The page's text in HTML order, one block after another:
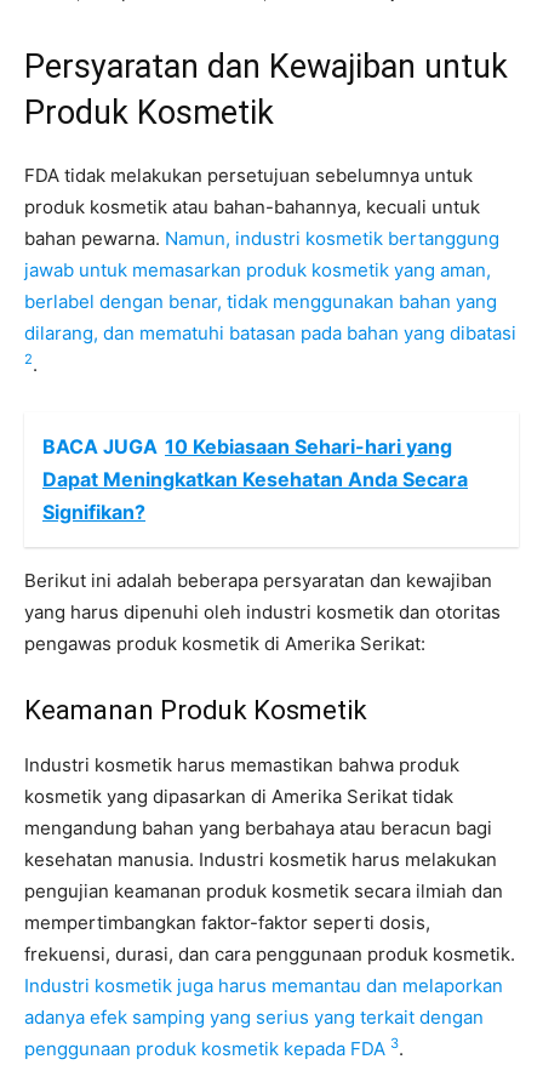
Persyaratan dan Kewajiban untuk
Produk Kosmetik
FDA tidak melakukan persetujuan sebelumnya untuk
produk kosmetik atau bahan-bahannya, kecuali untuk
bahan pewarna. Namun, industri kosmetik bertanggung
jawab untuk memasarkan produk kosmetik yang aman,
berlabel dengan benar, tidak menggunakan bahan yang
dilarang, dan mematuhi batasan pada bahan yang dibatasi
2.
BACA JUGA 10 Kebiasaan Sehari-hari yang
Dapat Meningkatkan Kesehatan Anda Secara
Signifikan?
Berikut ini adalah beberapa persyaratan dan kewajiban
yang harus dipenuhi oleh industri kosmetik dan otoritas
pengawas produk kosmetik di Amerika Serikat:
Keamanan Produk Kosmetik
Industri kosmetik harus memastikan bahwa produk
kosmetik yang dipasarkan di Amerika Serikat tidak
mengandung bahan yang berbahaya atau beracun bagi
kesehatan manusia. Industri kosmetik harus melakukan
pengujian keamanan produk kosmetik secara ilmiah dan
mempertimbangkan faktor-faktor seperti dosis,
frekuensi, durasi, dan cara penggunaan produk kosmetik.
Industri kosmetik juga harus memantau dan melaporkan
adanya efek samping yang serius yang terkait dengan
penggunaan produk kosmetik kepada FDA 3.